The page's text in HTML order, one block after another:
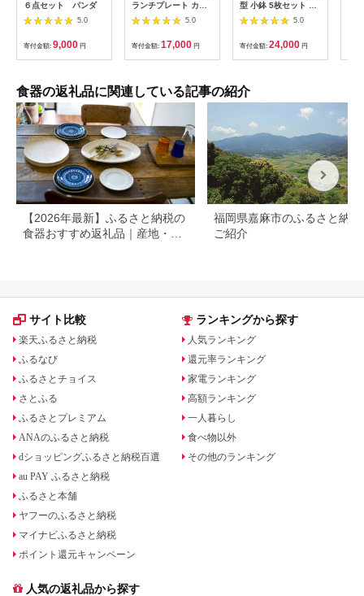
６点セット パンダ
5.0
寄付金額: 9,000 円
ランチプレート カッ
プ 2点セット ベビー
ブルー【西海陶器】
[OA367]
5.0
寄付金額: 17,000 円
型 小鉢 5枚セット 食
器 皿 【福田陶器店】
5.0
寄付金額: 24,000 円
食器の返礼品に関連している記事の紹介
【2026年最新】ふるさと納税の
食器おすすめ返礼品｜産地・寄
福岡県嘉麻市のふるさと納税
ご紹介
サイト比較
楽天ふるさと納税
ふるなび
ふるさとチョイス
さとふる
ふるさとプレミアム
ANAのふるさと納税
dショッピングふるさと納税百選
au PAY ふるさと納税
ふるさと本舗
ヤフーのふるさと納税
マイナビふるさと納税
ポイント還元キャンペーン
ランキングから探す
人気ランキング
還元率ランキング
家電ランキング
高額ランキング
一人暮らし
食べ物以外
その他のランキング
人気の返礼品から探す